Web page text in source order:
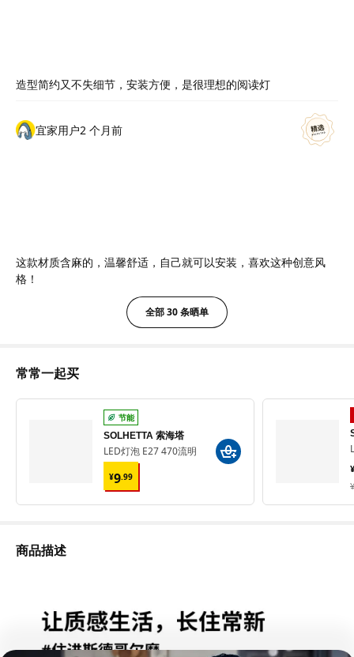
造型简约又不失细节，安装方便，是很理想的阅读灯
宜家用户2 个月前
这款材质含麻的，温馨舒适，自己就可以安装，喜欢这种创意风
格！
全部 30 条晒单
常常一起买
节能
SOLHETTA 索海塔
LED灯泡 E27 470流明
¥9.99
¥ 9.99 ¥
¥
商品描述